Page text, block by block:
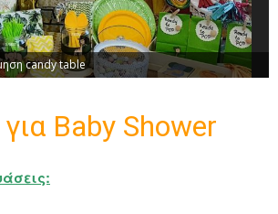
candy table
Baby Shower